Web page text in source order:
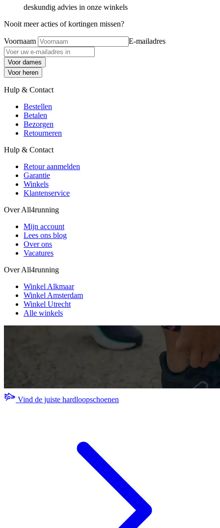
deskundig advies in onze winkels
Nooit meer acties of kortingen missen?
Voornaam E-mailadres
Voor dames
Voor heren
Hulp & Contact
Bestellen
Betalen
Bezorgen
Retourneren
Hulp & Contact
Retour aanmelden
Garantie
Winkels
Klantenservice
Over All4running
Mijn account
Lees ons blog
Over ons
Vacatures
Over All4running
Winkel Alkmaar
Winkel Amsterdam
Winkel Utrecht
Alle winkels
Vind de juiste hardloopschoenen